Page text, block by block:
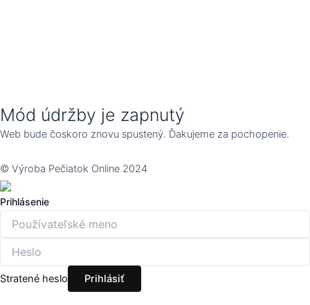
Mód údržby je zapnutý
Web bude čoskoro znovu spustený. Ďakujeme za pochopenie.
© Výroba Pečiatok Online 2024
Prihlásenie
Stratené heslo